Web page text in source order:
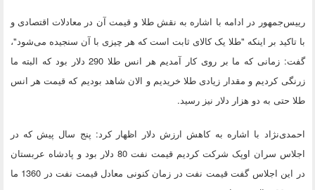
رییس‌جمهور در ادامه با اشاره به نقش طلا و قیمت آن در معادلات اقتصادی و
با تاکید بر اینکه "طلا یک کالای ثابت است که هر چیزی با آن سنجیده می‌شود"،
گفت: زمانی که ما بر روی کار آمدیم هر انس طلا 290 دلار بود که البته ما
زرنگی کردیم و مقدار زیادی طلا خریدیم و الان شاهد بودیم که قیمت هر انس
طلا حتی به دو هزار دلار نیز رسید.
احمدی‌نژاد با اشاره به کاهش ارزش دلار اظهار کرد: پنج سال پیش که در
اجلاس سران اوپک شرکت کردیم قیمت نفت 80 دلار بود و پادشاه عربستان
در این اجلاس گفت قیمت نفت در زمان کنونی معادل قیمت نفت در 1360 ما